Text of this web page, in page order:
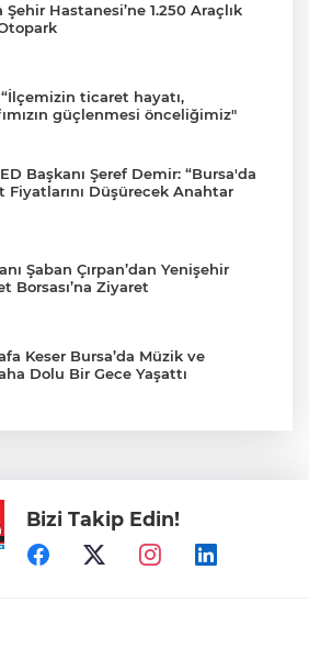
Şehir Hastanesi’ne 1.250 Araçlık
ticaret hayatı,
güçlenmesi önceliğimiz"
Başkanı Şeref Demir: “Bursa'da
Fiyatlarını Düşürecek Anahtar
Şaban Çırpan’dan Yenişehir
Borsası’na Ziyaret
Keser Bursa’da Müzik ve
Dolu Bir Gece Yaşattı
Yenişehir Şoförler ve
Odası’na Ziyaret
Bizi Takip Edin!